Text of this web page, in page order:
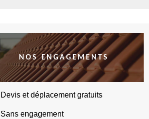
NOS ENGAGEMENTS
Devis et déplacement gratuits
Sans engagement